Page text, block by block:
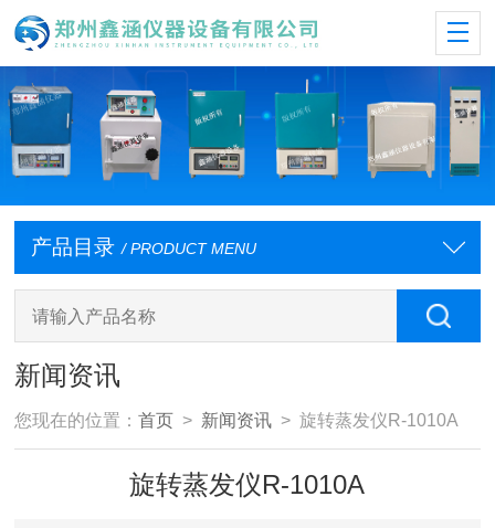
产品目录 / PRODUCT MENU
新闻资讯
您现在的位置：首页 > 新闻资讯 > 旋转蒸发仪R-1010A
旋转蒸发仪R-1010A